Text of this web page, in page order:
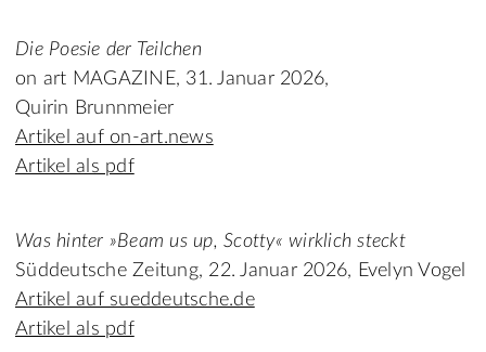
Die Poesie der Teilchen
on art MAGAZINE, 31. Januar 2026,
Quirin Brunnmeier
Artikel auf on-art.news
Artikel als pdf
Was hinter »Beam us up, Scotty« wirklich steckt
Süddeutsche Zeitung, 22. Januar 2026, Evelyn Vogel
Artikel auf sueddeutsche.de
Artikel als pdf